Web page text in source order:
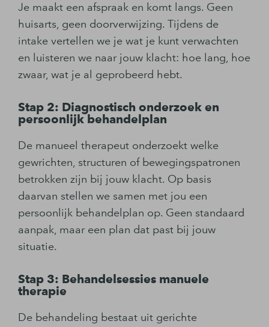
Je maakt een afspraak en komt langs. Geen
huisarts, geen doorverwijzing. Tijdens de
intake vertellen we je wat je kunt verwachten
en luisteren we naar jouw klacht: hoe lang, hoe
zwaar, wat je al geprobeerd hebt.
Stap 2: Diagnostisch onderzoek en
persoonlijk behandelplan
De manueel therapeut onderzoekt welke
gewrichten, structuren of bewegingspatronen
betrokken zijn bij jouw klacht. Op basis
daarvan stellen we samen met jou een
persoonlijk behandelplan op. Geen standaard
aanpak, maar een plan dat past bij jouw
situatie.
Stap 3: Behandelsessies manuele
therapie
De behandeling bestaat uit gerichte